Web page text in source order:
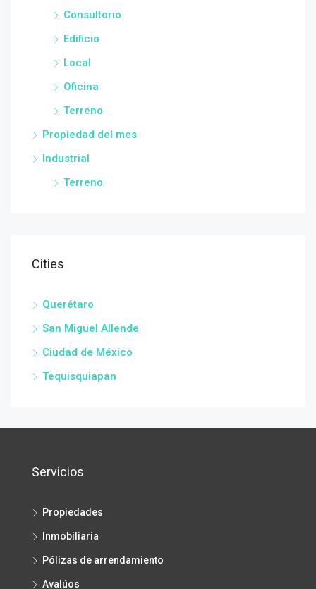
Consultorio
Edificio
Local
Oficina
Terreno
Propiedad del mes
Industrial
Terreno
Cities
Querétaro
San Miguel Allende
Ciudad de México
Tequisquiapan
Servicios
Propiedades
Inmobiliaria
Pólizas de arrendamiento
Avalúos